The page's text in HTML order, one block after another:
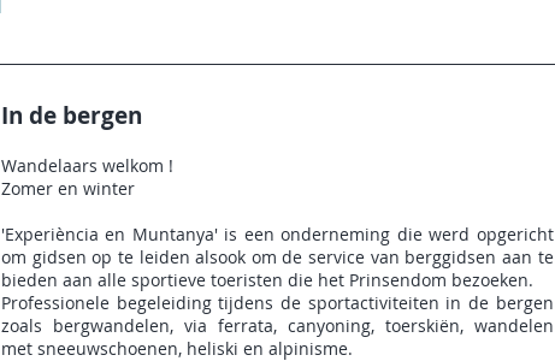
In de bergen
Wandelaars welkom !
Zomer en winter
'Experiència en Muntanya' is een onderneming die werd opgericht
om gidsen op te leiden alsook om de service van berggidsen aan te
bieden aan alle sportieve toeristen die het Prinsendom bezoeken.
Professionele begeleiding tijdens de sportactiviteiten in de bergen
zoals bergwandelen, via ferrata, canyoning, toerskiën, wandelen
met sneeuwschoenen, heliski en alpinisme.